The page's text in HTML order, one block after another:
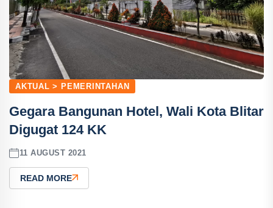
AKTUAL > PEMERINTAHAN
Gegara Bangunan Hotel, Wali Kota Blitar
Digugat 124 KK
11 AUGUST 2021
READ MORE